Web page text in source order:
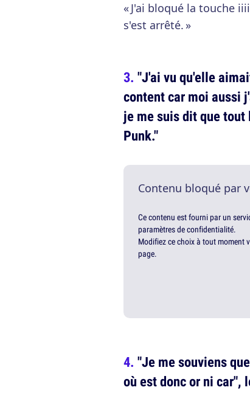
« J'ai bloqué la touche
s'est arrêté. »
"J'ai vu qu'elle
content car moi aussi
je me suis dit que
Punk."
Contenu bloqué par
Ce contenu est fourni par un
paramètres de confidentialité.
Modifiez ce choix à tout moment
page.
"Je me souviens
où est donc or ni car",